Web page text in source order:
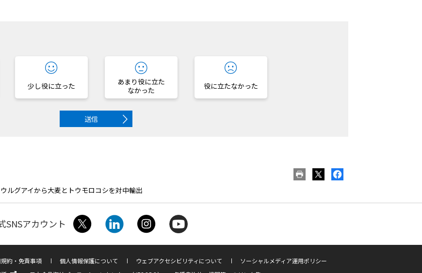
少し役に立った
あまり役に立た
なかった
役に立たなかった
送信
ウルグアイから大麦とトウモロコシを対中輸出
SNSアカウント
約・免責事項 個人情報保護について ウェブアクセシビリティについて
ソーシャルメディア運用ポリシー